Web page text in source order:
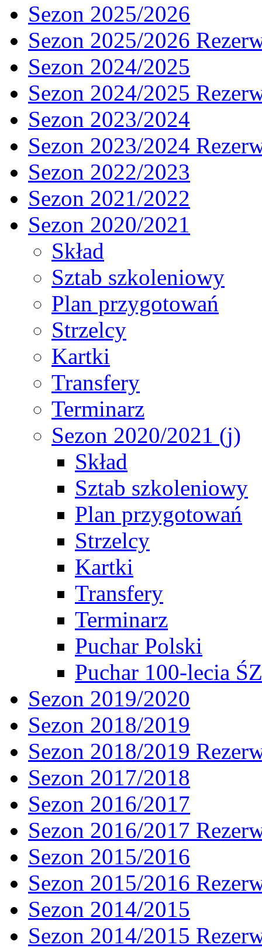
Sezon 2025/2026
Sezon 2025/2026
Sezon 2024/2025
Sezon 2024/2025
Sezon 2023/2024
Sezon 2023/2024
Sezon 2022/2023
Sezon 2021/2022
Sezon 2020/2021
Skład
Sztab szkoleniowy
Plan przygotowań
Strzelcy
Kartki
Transfery
Terminarz
Sezon 2020/2021 (j)
Skład
Sztab szkoleniowy
Plan przygotowań
Strzelcy
Kartki
Transfery
Terminarz
Puchar Polski
Puchar 100-lecia
Sezon 2019/2020
Sezon 2018/2019
Sezon 2018/2019
Sezon 2017/2018
Sezon 2016/2017
Sezon 2016/2017
Sezon 2015/2016
Sezon 2015/2016
Sezon 2014/2015
Sezon 2014/2015